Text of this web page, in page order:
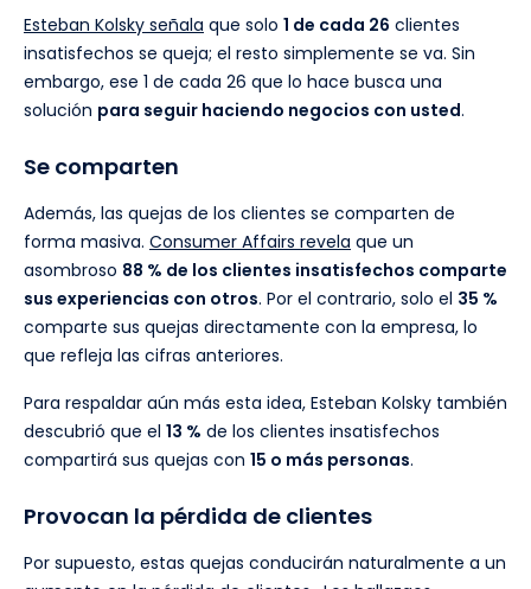
Esteban Kolsky señala que solo 1 de cada 26 clientes
insatisfechos se queja; el resto simplemente se va. Sin
embargo, ese 1 de cada 26 que lo hace busca una
solución para seguir haciendo negocios con usted.
Se comparten
Además, las quejas de los clientes se comparten de
forma masiva. Consumer Affairs revela que un
asombroso 88 % de los clientes insatisfechos comparte
sus experiencias con otros. Por el contrario, solo el 35 %
comparte sus quejas directamente con la empresa, lo
que refleja las cifras anteriores.
Para respaldar aún más esta idea, Esteban Kolsky también
descubrió que el 13 % de los clientes insatisfechos
compartirá sus quejas con 15 o más personas.
Provocan la pérdida de clientes
Por supuesto, estas quejas conducirán naturalmente a un